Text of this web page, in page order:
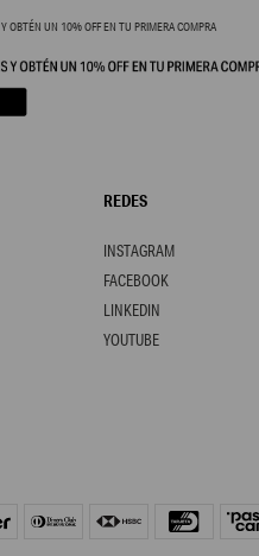
OBTÉN UN 10% OFF EN TU PRIMERA COMPRA
REDES
FACEBOOK
YOUTUBE
INSTAGRAM
LINKEDIN